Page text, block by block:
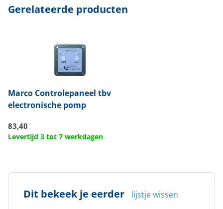
Gerelateerde producten
Marco Controlepaneel tbv
electronische pomp
83,40
Levertijd 3 tot 7 werkdagen
Dit bekeek je eerder lijstje wissen